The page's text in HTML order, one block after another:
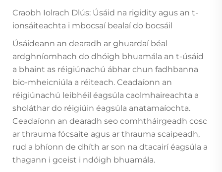
Craobh Iolrach Dlús: Úsáid na rigidity agus an t-
ionsáiteachta i mbocsaí bealaí do bocsáil
Úsáideann an dearadh ar ghuardaí béal
ardghníomhach do dhóigh bhuamála an t-úsáid
a bhaint as réigiúnachú ábhar chun fadhbanna
bio-mheicniúla a réiteach. Ceadaíonn an
réigiúnachú leibhéil éagsúla caolmhaireachta a
sholáthar do réigiúin éagsúla anatamaíochta.
Ceadaíonn an dearadh seo comhtháirgeadh cosc
ar thrauma fócsaite agus ar thrauma scaipeadh,
rud a bhíonn de dhíth ar son na dtacairí éagsúla a
thagann i gceist i ndóigh bhuamála.